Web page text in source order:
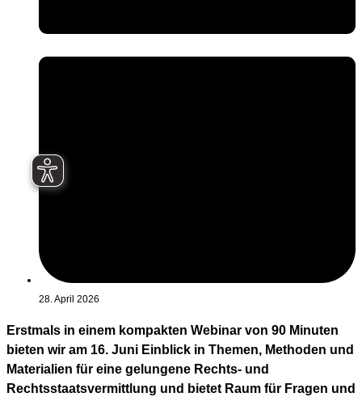
28. April 2026
Erstmals in einem kompakten Webinar von 90 Minuten
bieten wir am 16. Juni Einblick in Themen, Methoden und
Materialien für eine gelungene Rechts- und
Rechtsstaatsvermittlung und bietet Raum für Fragen und